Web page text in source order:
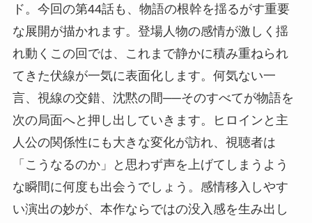
ド。今回の第44話も、物語の根幹を揺るがす重要
な展開が描かれます。登場人物の感情が激しく揺
れ動くこの回では、これまで静かに積み重ねられ
てきた伏線が一気に表面化します。何気ない一
言、視線の交錯、沈黙の間──そのすべてが物語を
次の局面へと押し出していきます。ヒロインと主
人公の関係性にも大きな変化が訪れ、視聴者は
「こうなるのか」と思わず声を上げてしまうよう
な瞬間に何度も出会うでしょう。感情移入しやす
い演出の妙が、本作ならではの没入感を生み出し